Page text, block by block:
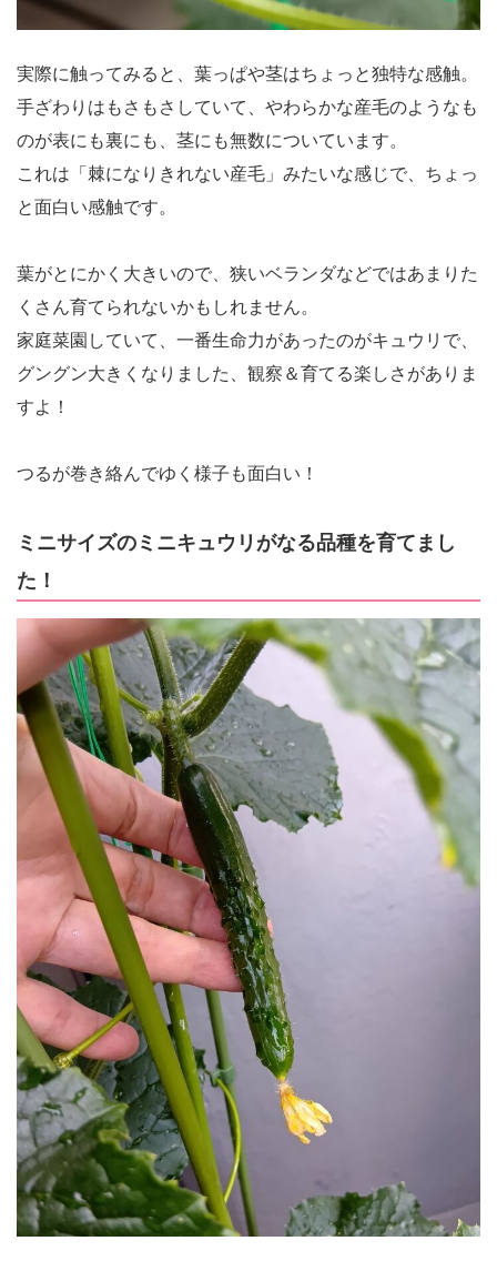
実際に触ってみると、葉っぱや茎はちょっと独特な感触。
手ざわりはもさもさしていて、やわらかな産毛のようなも
のが表にも裏にも、茎にも無数についています。
これは「棘になりきれない産毛」みたいな感じで、ちょっ
と面白い感触です。
葉がとにかく大きいので、狭いベランダなどではあまりた
くさん育てられないかもしれません。
家庭菜園していて、一番生命力があったのがキュウリで、
グングン大きくなりました、観察＆育てる楽しさがありま
すよ！
つるが巻き絡んでゆく様子も面白い！
ミニサイズのミニキュウリがなる品種を育てまし
た！